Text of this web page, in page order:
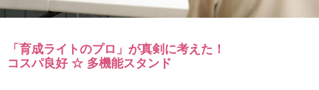
「育成ライトのプロ」が真剣に考えた！
コスパ良好 ☆ 多機能スタンド